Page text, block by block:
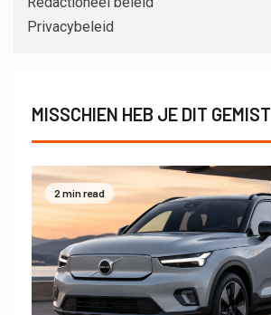
Privacybeleid
MISSCHIEN HEB JE DIT GEMIST
2 min read